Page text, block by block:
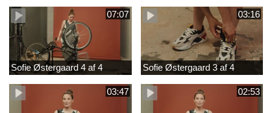
07:07
Sofie Østergaard 4 af 4
03:16
Sofie Østergaard 3 af 4
03:47 02:53